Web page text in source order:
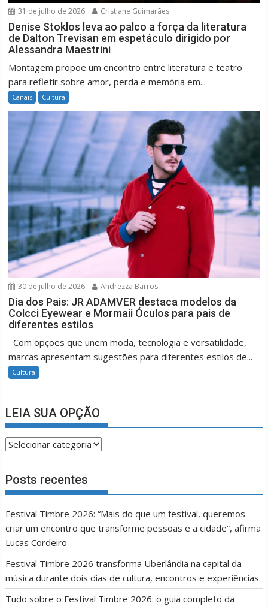
31 de julho de 2026 Cristiane Guimarães
Denise Stoklos leva ao palco a força da literatura
de Dalton Trevisan em espetáculo dirigido por
Alessandra Maestrini
Montagem propõe um encontro entre literatura e teatro
para refletir sobre amor, perda e memória em...
Canais Cultura
30 de julho de 2026 Andrezza Barros
Dia dos Pais: JR ADAMVER destaca modelos da
Colcci Eyewear e Mormaii Óculos para pais de
diferentes estilos
Com opções que unem moda, tecnologia e versatilidade,
marcas apresentam sugestões para diferentes estilos de...
Cultura
LEIA SUA OPÇÃO
LEIA
OPÇÃO
Posts recentes
Festival Timbre 2026: “Mais do que um festival, queremos
criar um encontro que transforme pessoas e a cidade”, afirma
Lucas Cordeiro
Festival Timbre 2026 transforma Uberlândia na capital da
música durante dois dias de cultura, encontros e experiências
Tudo sobre o Festival Timbre 2026: o guia completo da